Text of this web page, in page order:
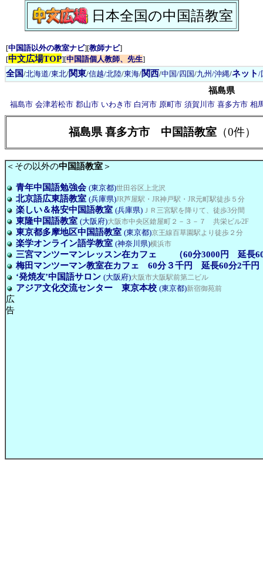
日本全国の中国語教室
[中国語以外の教室ナビ][教師ナビ]
[中文広場TOP][中国語個人教師、先生]
全国/北海道/東北/関東/信越/北陸/東海/関西/中国/四国/九州/沖縄/ネット /
福島県
福島市 会津若松市 郡山市 いわき市 白河市 原町市 須賀川市 喜多方市 相
福島県 喜多方市 中国語教室 （0件）
＜その以外の中国語教室＞
青年中国語勉強会 (東京都)世田谷区上北沢
北京語広東語教室 (兵庫県)JR芦屋駅・JR神戸駅・JR元町駅徒歩５分
楽しい＆格安中国語教室 (兵庫県) ＪＲ三宮駅を降りて、徒歩3分間
東隆中国語教室 (大阪府)大阪市中央区鎗屋町２－３－７ 共栄ビル2F
東京都多摩地区中国語教室 (東京都)京王線百草園駅より徒歩２分
楽学オンライン語学教室 (神奈川県)横浜市
三宮マンツーマンレッスン在カフェ （60分3000円 延長
梅田マンツーマン教室在カフェ 60分３千円 延長60分2千
‘発焼友’中国語サロン (大阪府)大阪市大阪駅前第二ビル
アジア文化交流センター 東京本校 (東京都)新宿御苑前
広
告